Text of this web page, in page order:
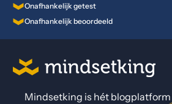
Onafhankelijk getest
Onafhankelijk beoordeeld
Mindsetking is hét blogplatform